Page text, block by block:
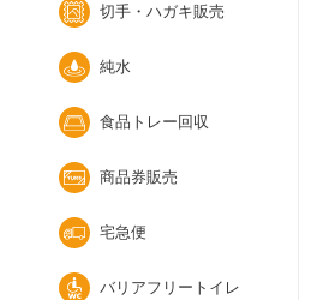
切手・ハガキ販売
純水
食品トレー回収
商品券販売
宅急便
バリアフリートイレ